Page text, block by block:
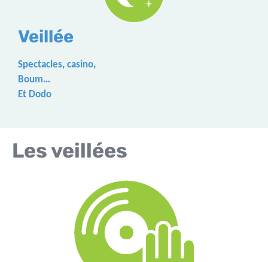
Veillée
Spectacles, casino,
Boum…
Et Dodo
Les veillées